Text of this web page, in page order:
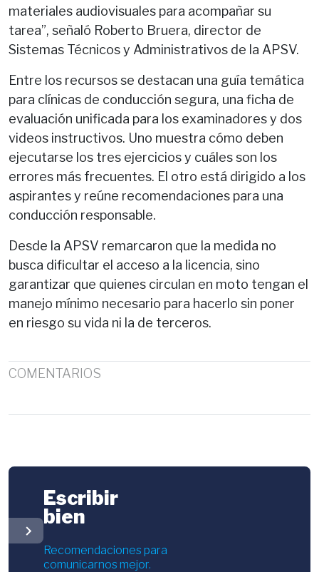
materiales audiovisuales para acompañar su
tarea”, señaló Roberto Bruera, director de
Sistemas Técnicos y Administrativos de la APSV.
Entre los recursos se destacan una guía temática
para clínicas de conducción segura, una ficha de
evaluación unificada para los examinadores y dos
videos instructivos. Uno muestra cómo deben
ejecutarse los tres ejercicios y cuáles son los
errores más frecuentes. El otro está dirigido a los
aspirantes y reúne recomendaciones para una
conducción responsable.
Desde la APSV remarcaron que la medida no
busca dificultar el acceso a la licencia, sino
garantizar que quienes circulan en moto tengan el
manejo mínimo necesario para hacerlo sin poner
en riesgo su vida ni la de terceros.
COMENTARIOS
chevron_right
Escribir
bien
Recomendaciones para
comunicarnos mejor.